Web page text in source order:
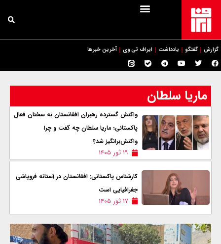
گزارش گفتگو یادداشت ایراف تی وی آخرین خبرها
ماریا سلطان
واکنش‌ گسترده رهبران افغانستان به سخنان فعال
پاکستانی؛ ماریا سلطان چه گفت و چرا
واکنش‌برانگیز شد؟
۱۹ ثور ۱۴۰۵
کارشناس پاکستانی: افغانستان در آستانه فروپاشی
جغرافیایی است
۱۷ ثور ۱۴۰۵